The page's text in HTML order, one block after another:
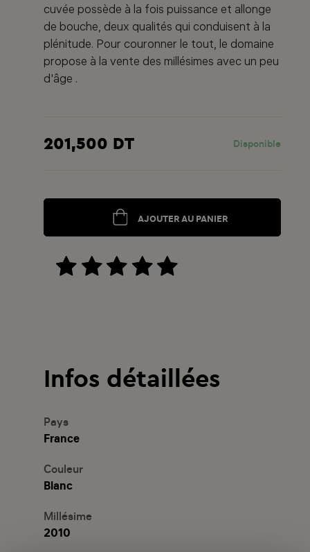
cuvée possède à la fois puissance et allonge
de bouche, deux qualités qui conduisent à la
plénitude. Pour couronner le tout, le domaine
propose à la vente des millésimes avec un peu
d'âge .
201,500 DT Disponible
AJOUTER AU PANIER
Infos détaillées
Pays
France
Couleur
Blanc
Millésime
2010